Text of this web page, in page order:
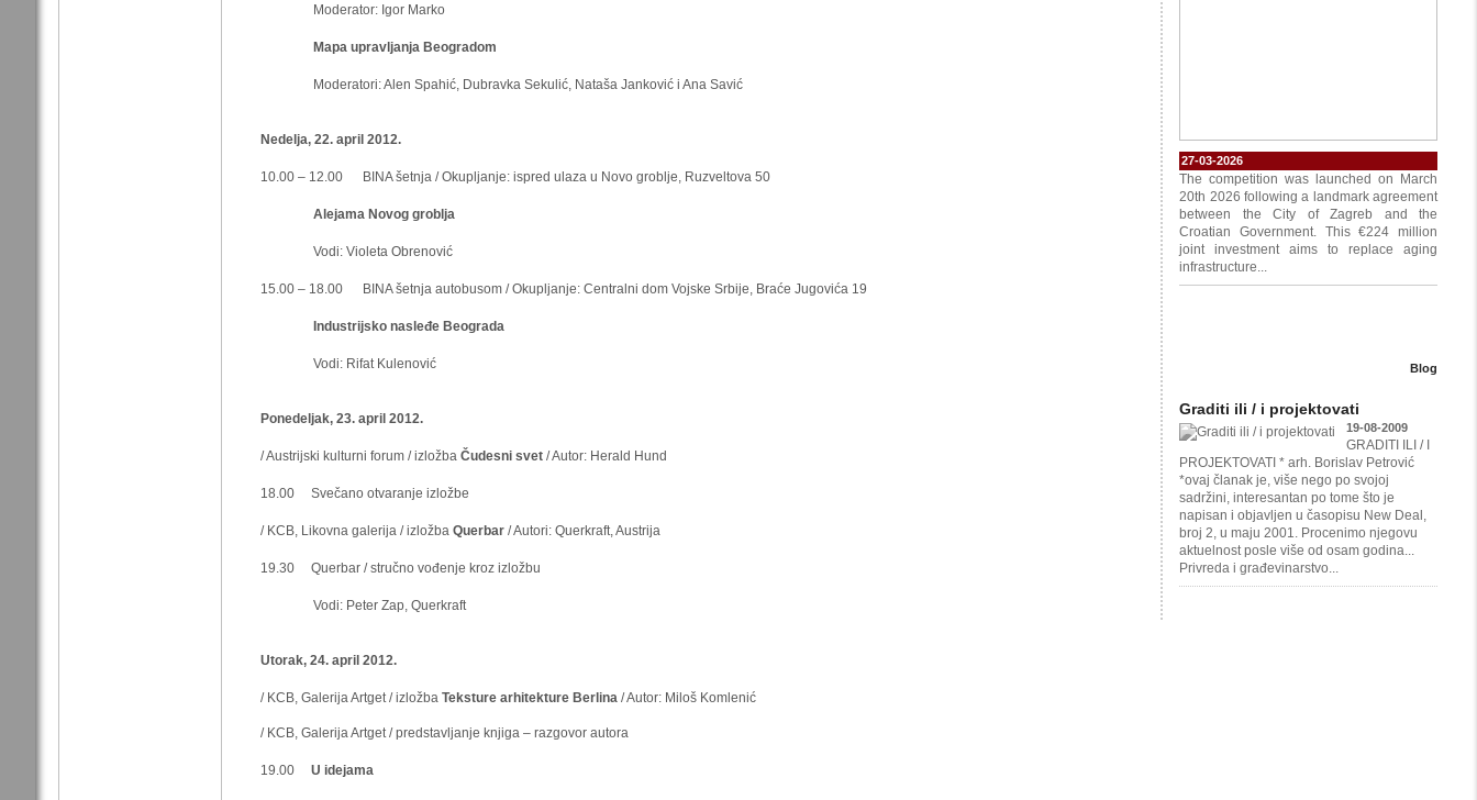
Moderator: Igor Marko
Mapa upravljanja Beogradom
Moderatori: Alen Spahić, Dubravka Sekulić, Nataša Janković i Ana Savić
Nedelja, 22. april 2012.
10.00 – 12.00 BINA šetnja / Okupljanje: ispred ulaza u Novo groblje, Ruzveltova 50
Alejama Novog groblja
Vodi: Violeta Obrenović
15.00 – 18.00 BINA šetnja autobusom / Okupljanje: Centralni dom Vojske Srbije, Braće Jugovića 19
Industrijsko nasleđe Beograda
Vodi: Rifat Kulenović
Ponedeljak, 23. april 2012.
/ Austrijski kulturni forum / izložba Čudesni svet/ Autor: Herald Hund
18.00 Svečano otvaranje izložbe
/ KCB, Likovna galerija / izložba Querbar/ Autori: Querkraft, Austrija
19.30 Querbar / stručno vođenje kroz izložbu
Vodi: Peter Zap, Querkraft
Utorak, 24. april 2012.
/ KCB, Galerija Artget / izložba Teksture arhitekture Berlina / Autor: Miloš Komlenić
/ KCB, Galerija Artget / predstavljanje knjiga – razgovor autora
19.00 U idejama
27-03-2026
The competition was launched on March
20th 2026 following a landmark agreement
between the City of Zagreb and the
Croatian Government. This €224 million
joint investment aims to replace aging
infrastructure...
Blog
Graditi ili / i projektovati
19-08-2009
GRADITI ILI / I
PROJEKTOVATI * arh. Borislav Petrović
*ovaj članak je, više nego po svojoj
sadržini, interesantan po tome što je
napisan i objavljen u časopisu New Deal,
broj 2, u maju 2001. Procenimo njegovu
aktuelnost posle više od osam godina...
Privreda i građevinarstvo...